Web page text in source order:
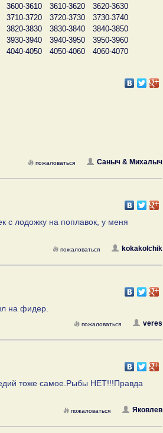
3600-3610 3610-3620
3620-3630
3710-3720 3720-3730
3730-3740
3820-3830 3830-3840
3840-3850
3930-3940 3940-3950
3950-3960
4040-4050 4050-4060 4060-4070
Саныч & Михалыч
пожаловаться
с лодожку на поплавок, у меня
kokakolchik
пожаловаться
на фидер.
veres
пожаловаться
тоже самое.Рыбы НЕТ!!!Правда
Яковлев
пожаловаться